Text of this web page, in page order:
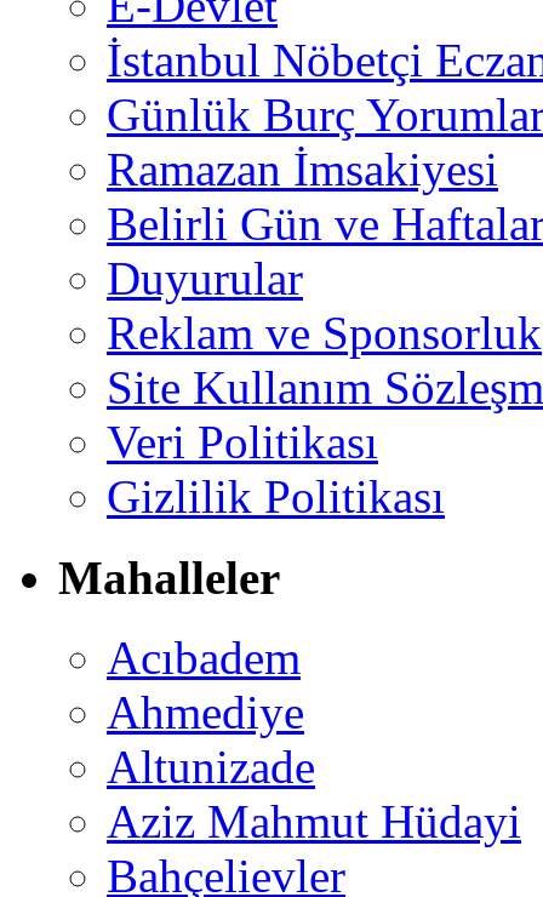
İstanbul Nöbetçi
Günlük Burç
Ramazan İmsakiyesi
Belirli Gün ve
Duyurular
Reklam ve Sponsorluk
Site Kullanım
Veri Politikası
Gizlilik Politikası
Mahalleler
Acıbadem
Ahmediye
Altunizade
Aziz Mahmut Hüdayi
Bahçelievler